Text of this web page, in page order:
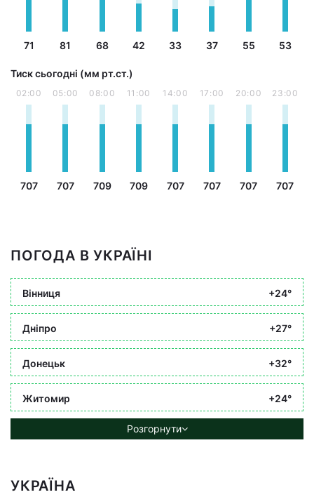
71 81 68 42 33 37 55 53
Тиск сьогодні (мм рт.ст.)
02:00
707
05:00
707
08:00
709
11:00
709
14:00
707
17:00
707
20:00
707
23:00
707
ПОГОДА В УКРАЇНІ
Вінниця +24°
Дніпро +27°
Донецьк +32°
Житомир +24°
Розгорнути
УКРАЇНА